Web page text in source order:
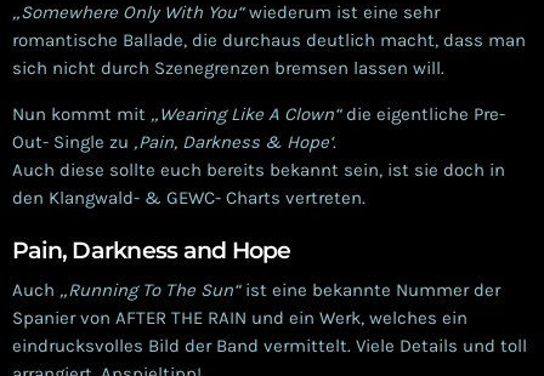
„Somewhere Only With You“wiederum ist eine sehr
romantische Ballade, die durchaus deutlich macht, dass man
sich nicht durch Szenegrenzen bremsen lassen will.
Nun kommt mit „Wearing Like A Clown“die eigentliche Pre-
Out- Single zu ‚Pain, Darkness & Hope‘.
Auch diese sollte euch bereits bekannt sein, ist sie doch in
den Klangwald- & GEWC- Charts vertreten.
Pain, Darkness and Hope
Auch „Running To The Sun“ist eine bekannte Nummer der
Spanier von AFTER THE RAIN und ein Werk, welches ein
eindrucksvolles Bild der Band vermittelt. Viele Details und toll